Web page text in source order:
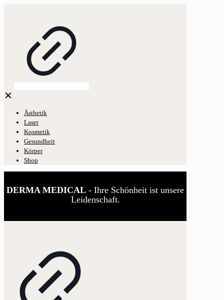
✕
Ästhetik
Laser
Kosmetik
Gesundheit
Körper
Shop
DERMA MEDICAL - Ihre Schönheit ist unsere
Leidenschaft.